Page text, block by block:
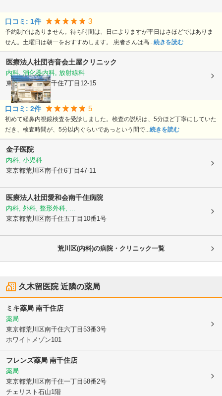
口コミ: 1件 3
予約制ではありません。待ち時間は、日によりますが平日はさほどではありま
せん。土曜日は朝一をおすすめします。 患者さんは高...続きを読む
医療法人社団杏音会土屋クリニック
内科, 消化器内科, 放射線科
東京都荒川区南千住7丁目12-15
口コミ: 2件 5
初めて経鼻内視鏡検査を受診しました。検査の説明は、5分ほど丁寧にしていた
だき、検査時間が、5分以内ぐらいであっという間で...続きを読む
金子医院
内科, 小児科
東京都荒川区南千住6丁目47-11
医療法人社団愛和会南千住病院
内科, 外科, 整形外科, ...
東京都荒川区南千住五丁目10番1号
荒川区(内科)の病院・クリニック一覧
久木留医院近隣の薬局
ミキ薬局 南千住店
薬局
東京都荒川区南千住六丁目53番3号
ホワイトメゾン101
フレンズ薬局 南千住店
薬局
東京都荒川区南千住一丁目58番2号
チェリスト石山1階